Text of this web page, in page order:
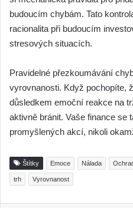
budoucím chybám. Tato
racionalita při budoucím
stresových situacích.
Pravidelné přezkoumávání
vyrovnanosti. Když pochopíte,
důsledkem emoční reakce na
aktivně bránit. Vaše finance se
promyšlených akcí, nikoli
Štítky Emoce Nálada
trh Vyrovnanost